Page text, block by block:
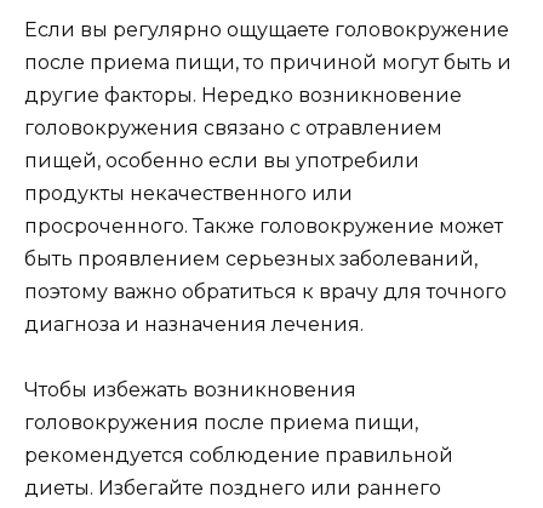
Если вы регулярно ощущаете головокружение
после приема пищи, то причиной могут быть и
другие факторы. Нередко возникновение
головокружения связано с отравлением
пищей, особенно если вы употребили
продукты некачественного или
просроченного. Также головокружение может
быть проявлением серьезных заболеваний,
поэтому важно обратиться к врачу для точного
диагноза и назначения лечения.
Чтобы избежать возникновения
головокружения после приема пищи,
рекомендуется соблюдение правильной
диеты. Избегайте позднего или раннего